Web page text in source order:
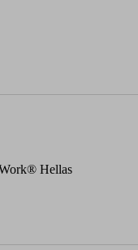
Hellas